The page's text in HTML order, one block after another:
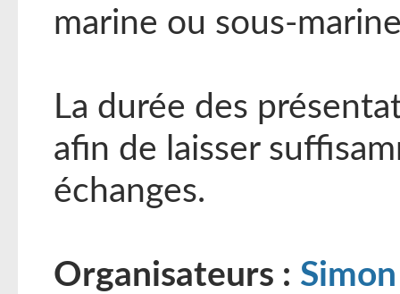
marine ou sous-
La durée des
afin de laisser
échanges.
Organisateurs :